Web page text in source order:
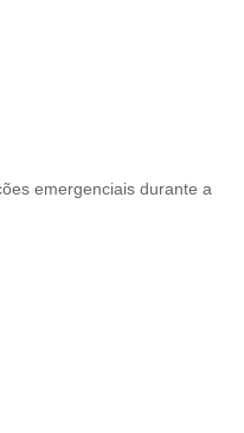
emergenciais durante a